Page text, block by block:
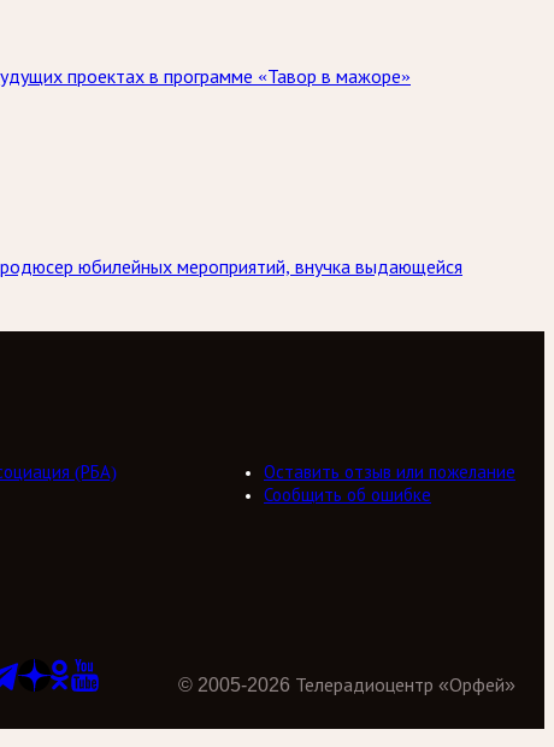
проектах в программе «Тавор в мажоре»
юбилейных мероприятий, внучка выдающейся
(РБА)
Оставить отзыв или пожелание
Сообщить об ошибке
© 2005-2026 Телерадиоцентр «Орфей»